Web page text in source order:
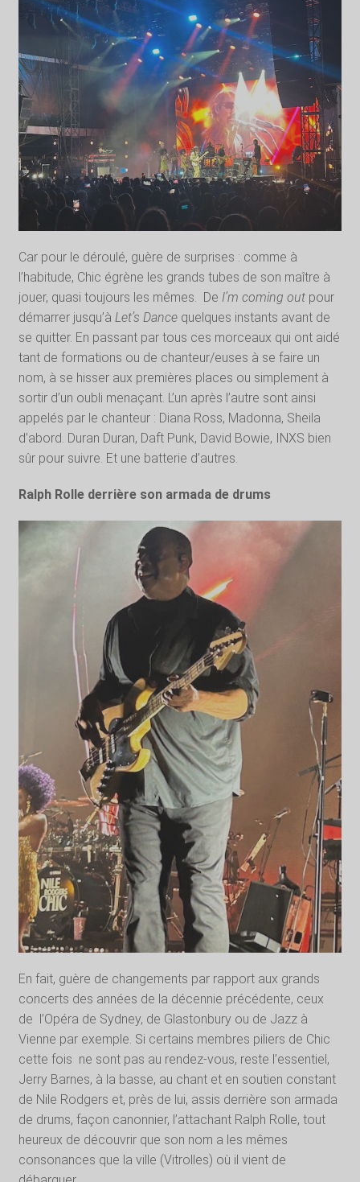
Car pour le déroulé, guère de surprises : comme à
l’habitude, Chic égrène les grands tubes de son maître à
jouer, quasi toujours les mêmes. De I’m coming outpour
démarrer jusqu’à Let’s Dancequelques instants avant de
se quitter. En passant par tous ces morceaux qui ont aidé
tant de formations ou de chanteur/euses à se faire un
nom, à se hisser aux premières places ou simplement à
sortir d’un oubli menaçant. L’un après l’autre sont ainsi
appelés par le chanteur : Diana Ross, Madonna, Sheila
d’abord. Duran Duran, Daft Punk, David Bowie, INXS bien
sûr pour suivre. Et une batterie d’autres.
Ralph Rolle derrière son armada de drums
En fait, guère de changements par rapport aux grands
concerts des années de la décennie précédente, ceux
de l’Opéra de Sydney, de Glastonbury ou de Jazz à
Vienne par exemple. Si certains membres piliers de Chic
cette fois ne sont pas au rendez-vous, reste l’essentiel,
Jerry Barnes, à la basse, au chant et en soutien constant
de Nile Rodgers et, près de lui, assis derrière son armada
de drums, façon canonnier, l’attachant Ralph Rolle, tout
heureux de découvrir que son nom a les mêmes
consonances que la ville (Vitrolles) où il vient de